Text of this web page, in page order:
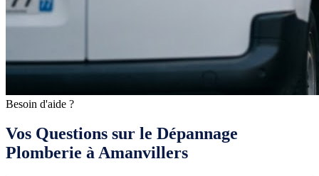
Besoin d'aide ?
Vos Questions sur le Dépannage
Plomberie à Amanvillers